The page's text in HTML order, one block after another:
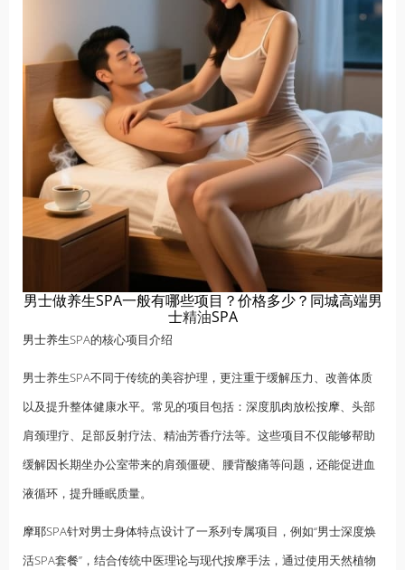
男士做养生SPA一般有哪些项目？价格多少？同城高端男
士精油SPA
男士养生SPA的核心项目介绍
男士养生SPA不同于传统的美容护理，更注重于缓解压力、改善体质
以及提升整体健康水平。常见的项目包括：深度肌肉放松按摩、头部
肩颈理疗、足部反射疗法、精油芳香疗法等。这些项目不仅能够帮助
缓解因长期坐办公室带来的肩颈僵硬、腰背酸痛等问题，还能促进血
液循环，提升睡眠质量。
摩耶SPA针对男士身体特点设计了一系列专属项目，例如“男士深度焕
活SPA套餐”，结合传统中医理论与现代按摩手法，通过使用天然植物